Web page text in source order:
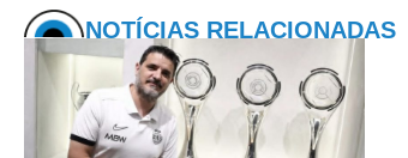
NOTÍCIAS RELACIONADAS